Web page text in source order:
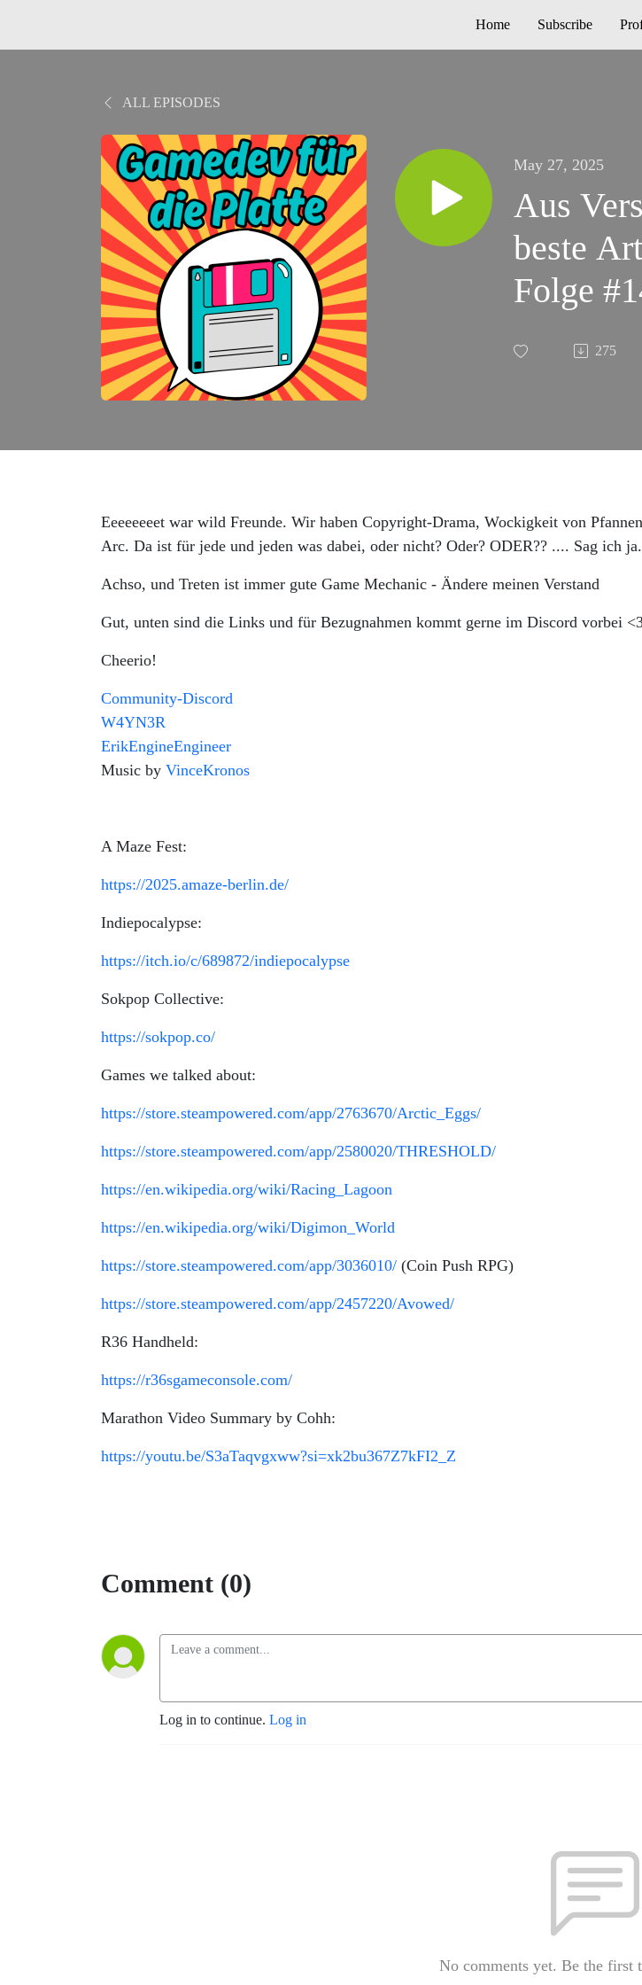
Home Subscribe
ALL EPISODES
May 27, 2025
Aus
beste
Folge
275
Eeeeeeeet war wild Freunde. Wir haben Copyright-Drama, Wockigkeit von
Arc. Da ist für jede und jeden was dabei, oder nicht? Oder? ODER?? .... Sag ich ja.
Achso, und Treten ist immer gute Game Mechanic - Ändere meinen Verstand
Gut, unten sind die Links und für Bezugnahmen kommt gerne im Discord vorbei
Cheerio!
Community-Discord
W4YN3R
ErikEngineEngineer
Music by VinceKronos
A Maze Fest:
https://2025.amaze-berlin.de/
Indiepocalypse:
https://itch.io/c/689872/indiepocalypse
Sokpop Collective:
https://sokpop.co/
Games we talked about:
https://store.steampowered.com/app/2763670/Arctic_Eggs/
https://store.steampowered.com/app/2580020/THRESHOLD/
https://en.wikipedia.org/wiki/Racing_Lagoon
https://en.wikipedia.org/wiki/Digimon_World
https://store.steampowered.com/app/3036010/ (Coin Push RPG)
https://store.steampowered.com/app/2457220/Avowed/
R36 Handheld:
https://r36sgameconsole.com/
Marathon Video Summary by Cohh:
https://youtu.be/S3aTaqvgxww?si=xk2bu367Z7kFI2_Z
Comment (0)
Log in to continue. Log in
No comments yet. Be the first